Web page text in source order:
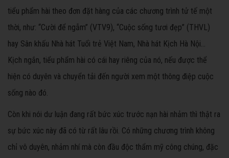
tiểu phẩm hài theo đơn đặt hàng của các chương trình tử tế một
thời, như: “Cười để ngẫm” (VTV9), “Cuộc sống tươi đẹp” (THVL)
hay Sân khấu Nhà hát Tuổi trẻ Việt Nam, Nhà hát Kịch Hà Nội…
Kịch ngắn, tiểu phẩm hài có cái hay riêng của nó, nếu được thể
hiện có duyên và chuyển tải đến người xem một thông điệp cuộc
sống nào đó.
Còn khi nói dư luận đang rất bức xúc trước nạn hài nhảm thì thật ra
sự bức xúc này đã có từ rất lâu rồi. Có những chương trình không
chỉ vô duyên, nhảm nhí mà còn đầu độc thẩm mỹ công chúng, đặc